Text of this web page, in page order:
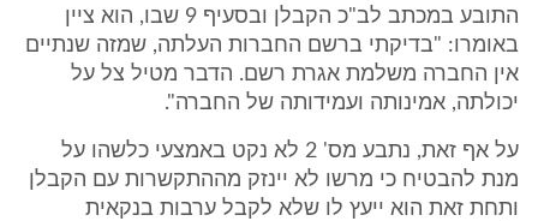
התובע במכתב לב"כ הקבלן ובסעיף 9 שבו, הוא ציין
באומרו: "בדיקתי ברשם החברות העלתה, שמזה שנתיים
אין החברה משלמת אגרת רשם. הדבר מטיל צל על
יכולתה, אמינותה ועמידותה של החברה".
על אף זאת, נתבע מס' 2 לא נקט באמצעי כלשהו על
מנת להבטיח כי מרשו לא יינזק מההתקשרות עם הקבלן
ותחת זאת הוא ייעץ לו שלא לקבל ערבות בנקאית